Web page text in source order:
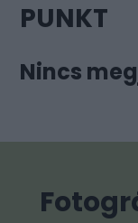
PUNKT
Nincs